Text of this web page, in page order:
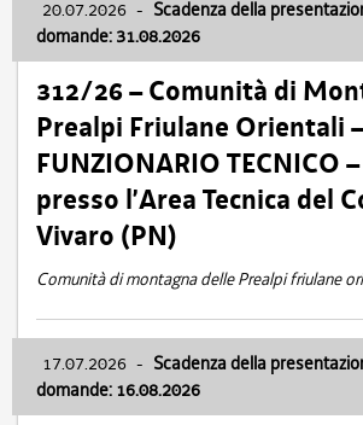
20.07.2026 - Scadenza della
domande: 31.08.2026
312/26 – Comunità di
Prealpi Friulane Orientali –
FUNZIONARIO TECNICO
presso l’Area Tecnica del
Vivaro (PN)
Comunità di montagna delle Prealpi friulane
17.07.2026 - Scadenza della
domande: 16.08.2026